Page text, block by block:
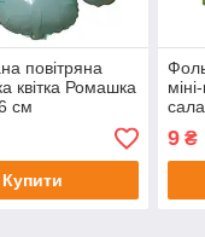
повітряна
квітка Ромашка
см
Купити
9 ₴